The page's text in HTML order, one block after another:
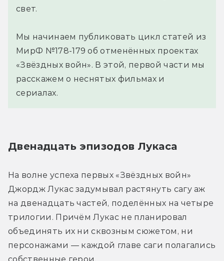
свет.
Мы начинаем публиковать цикл статей из
МирФ №178-179 об отменённых проектах
«Звёздных войн». В этой, первой части мы
расскажем о неснятых фильмах и
сериалах.
Двенадцать эпизодов Лукаса
На волне успеха первых «Звёздных войн»
Джордж Лукас задумывал растянуть сагу аж
на двенадцать частей, поделённых на четыре
трилогии. Причём Лукас не планировал
объединять их ни сквозным сюжетом, ни
персонажами — каждой главе саги полагались
собственные герои.